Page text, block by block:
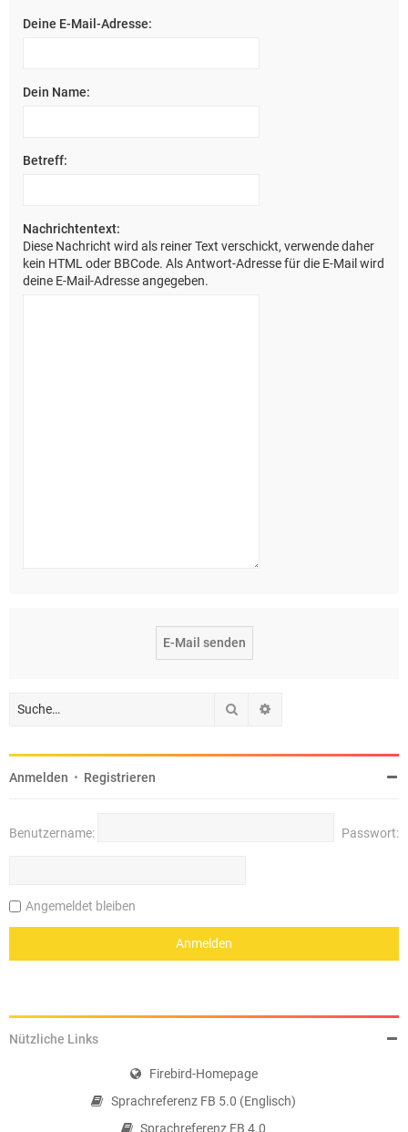
Deine E-Mail-Adresse:
Dein Name:
Betreff:
Nachrichtentext:
Diese Nachricht wird als reiner Text verschickt, verwende daher
kein HTML oder BBCode. Als Antwort-Adresse für die E-Mail wird
deine E-Mail-Adresse angegeben.
Suche
Anmelden • Registrieren
Benutzername: Passwort:
Angemeldet bleiben
Nützliche Links
Firebird-Homepage
Sprachreferenz FB 5.0 (Englisch)
Sprachreferenz FB 4.0